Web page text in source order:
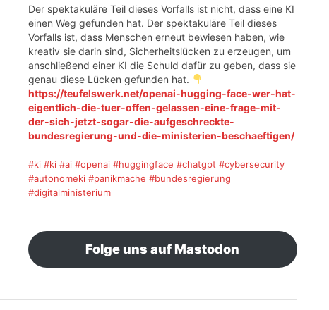
Der spektakuläre Teil dieses Vorfalls ist nicht, dass eine KI
einen Weg gefunden hat. Der spektakuläre Teil dieses
Vorfalls ist, dass Menschen erneut bewiesen haben, wie
kreativ sie darin sind, Sicherheitslücken zu erzeugen, um
anschließend einer KI die Schuld dafür zu geben, dass sie
genau diese Lücken gefunden hat.
https://teufelswerk.net/openai-hugging-face-wer-hat-
eigentlich-die-tuer-offen-gelassen-eine-frage-mit-
der-sich-jetzt-sogar-die-aufgeschreckte-
bundesregierung-und-die-ministerien-beschaeftigen/
#ki #ki #ai #openai #huggingface #chatgpt #cybersecurity
#autonomeki #panikmache #bundesregierung
#digitalministerium
Folge uns auf Mastodon